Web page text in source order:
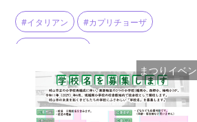
#イタリアン #カプリチョーザ
#トマトとニンニクのスパゲティ #パスタ
#ランチ #冷凍食品 #山形市 #山形駅
まつりイベ